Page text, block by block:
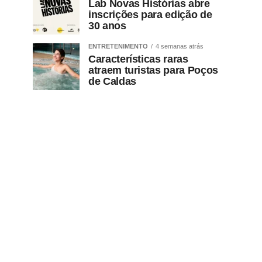
Lab Novas Histórias abre
inscrições para edição de
30 anos
ENTRETENIMENTO 4 semanas atrás
Características raras
atraem turistas para Poços
de Caldas